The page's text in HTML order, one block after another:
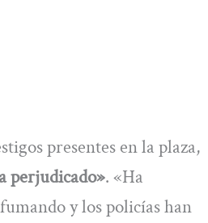
presentes en la plaza,
perjudicado». «Ha
y los policías han